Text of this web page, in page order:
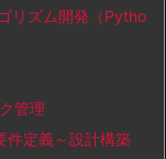
リズム開発（Pytho
管理
件定義～設計構築